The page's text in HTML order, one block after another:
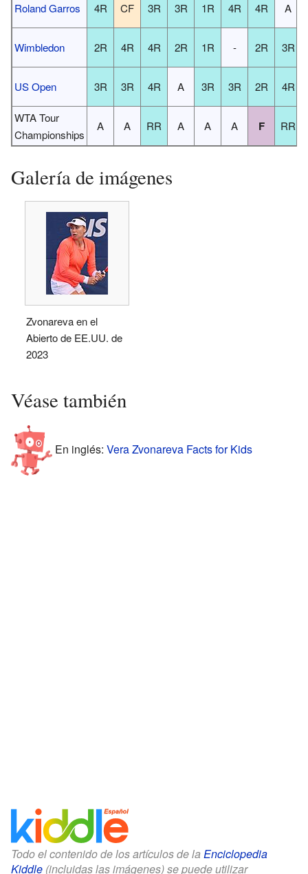
Roland Garros 4R CF 3R 3R 1R 4R 4R A
Wimbledon 2R 4R 4R 2R 1R - 2R 3R
US Open 3R 3R 4R A 3R 3R 2R 4R
WTA Tour
Championships
A A RR A A A F RR
Galería de imágenes
Zvonareva en el
Abierto de EE.UU. de
2023
Véase también
En inglés: Vera Zvonareva Facts for Kids
Todo el contenido de los artículos de la Enciclopedia
Kiddle (incluidas las imágenes) se puede utilizar